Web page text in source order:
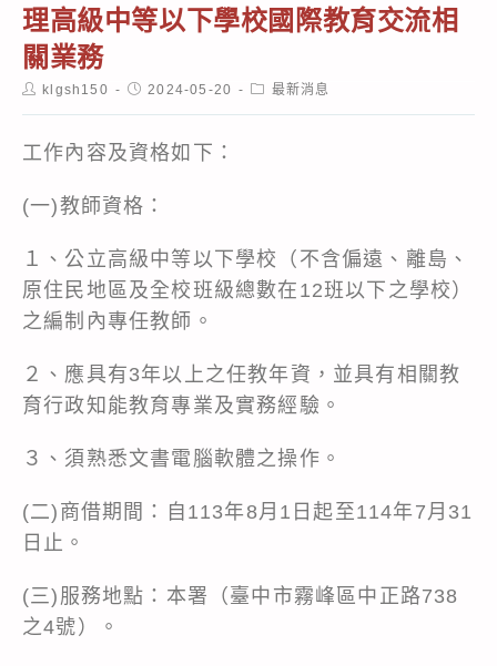
理高級中等以下學校國際教育交流相
關業務
Postklgsh150
Post2024-05-20
Post最新消息
工作內容及資格如下：
(一)教師資格：
１、公立高級中等以下學校（不含偏遠、離島、
原住民地區及全校班級總數在12班以下之學校）
之編制內專任教師。
２、應具有3年以上之任教年資，並具有相關教
育行政知能教育專業及實務經驗。
３、須熟悉文書電腦軟體之操作。
(二)商借期間：自113年8月1日起至114年7月31
日止。
(三)服務地點：本署（臺中市霧峰區中正路738
之4號）。